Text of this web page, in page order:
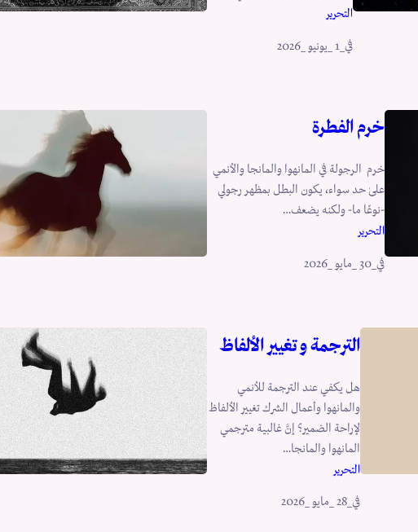
التحرير
في _1 _يونيو _2026
خرم الفطرة
خرم الرجولة في المانهوا والمانجا والأنمي
علىٰ حد سواء، يكون البطل بمظهر رجولي
-نوعًا ما- ولكنه يضعف…
التحرير
في_30 _مايو _2026
الترجمة و تغيير الألفاظ
هل يكفي عند الترجمة للأنمي
والمانهوا وأعمال الشرك تغيير الألفاظ
لإراحة الضمير؟ إنَّ غالبية مترجمي
المانهوا والمانجا…
التحرير
في _28 _مايو _2026